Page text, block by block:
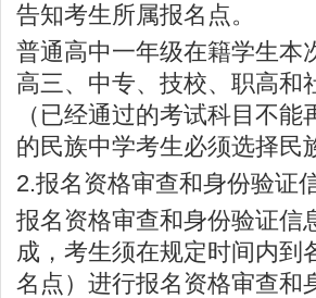
告知考生所属报名点。
普通高中一年级在籍学生本
高三、中专、技校、职高和
（已经通过的考试科目不
的民族中学考生必须选择民
2.报名资格审查和身份验证
报名资格审查和身份验证信
成，考生须在规定时间内到
名点）进行报名资格审查和